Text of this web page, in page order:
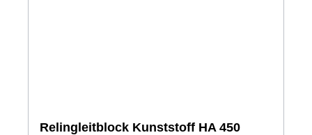
Relingleitblock Kunststoff HA 450